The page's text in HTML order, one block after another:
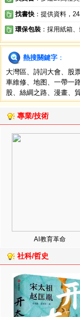
找書快 ：提供資料，
環保包裝 ：採用紙箱
熱搜關鍵字 ：
大灣區
詩詞大會 股
車維修
地图 一帶一
股
絲綢之路 漫畫
專業/技術
AI教育革命
社科/哲史